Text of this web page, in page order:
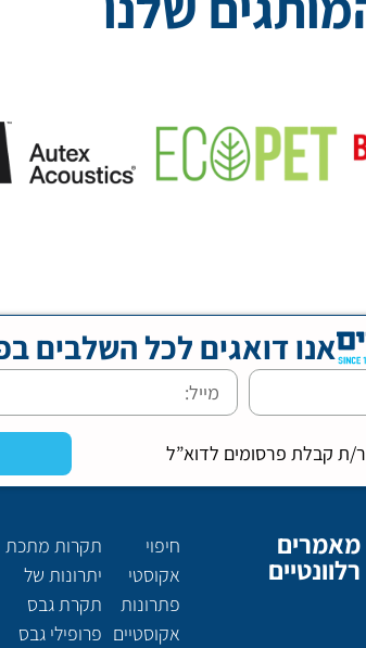
אנו דואגים לכל השלבים
ת קבלת פרסומים לדוא”ל
מאמרים
רלוונטיים
חיפוי
אקוסטי
פתרונות
אקוסטיים
תקרות מתכת
יתרונות של
תקרת גבס
פרופילי גבס